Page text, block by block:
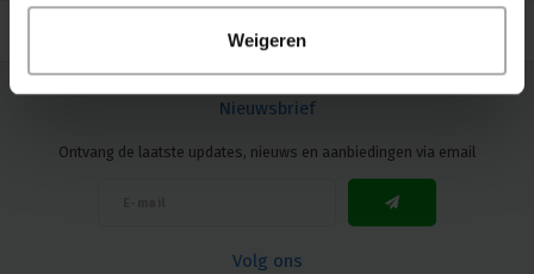
Weigeren
Nieuwsbrief
Ontvang de laatste updates, nieuws en aanbiedingen via email
Volg ons